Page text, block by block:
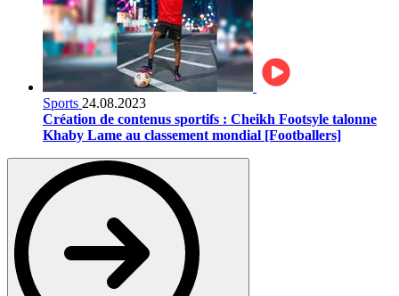
Sports 24.08.2023
Création de contenus sportifs : Cheikh Footsyle talonne
Khaby Lame au classement mondial [Footballers]